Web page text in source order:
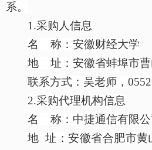
系。
1.采购人信息
名
称：安徽财经大学
地
址：安徽省蚌埠市
联系方式：吴老师，
2.采购代理机构信息
名
称：中捷通信有限公
地 址：安徽省合肥市黄